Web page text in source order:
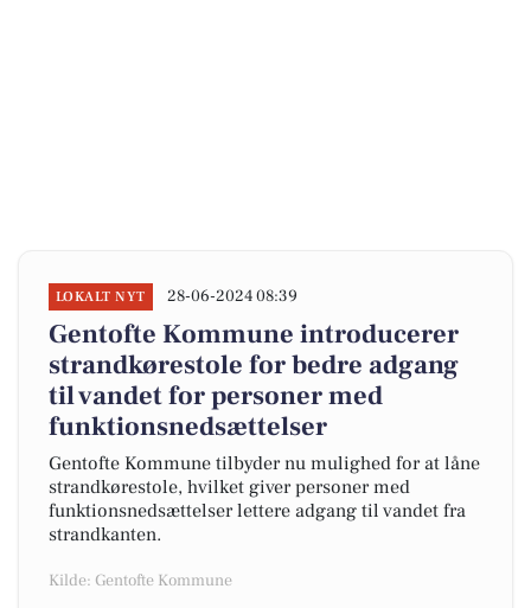
LOKALT NYT 28-06-2024 08:39
Gentofte Kommune introducerer
strandkørestole for bedre adgang
til vandet for personer med
funktionsnedsættelser
Gentofte Kommune tilbyder nu mulighed for at låne
strandkørestole, hvilket giver personer med
funktionsnedsættelser lettere adgang til vandet fra
strandkanten.
Kilde: Gentofte Kommune